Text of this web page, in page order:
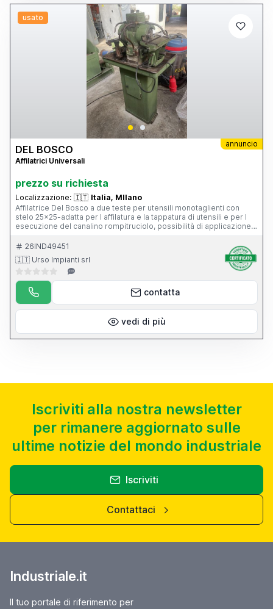
usato
annuncio
DEL BOSCO
Affilatrici Universali
prezzo su richiesta
Localizzazione: 🇮🇹 Italia, MIlano
Affilatrice Del Bosco a due teste per utensili monotaglienti con
stelo 25x25-adatta per l affilatura e la tappatura di utensili e per l
esecuzione del canalino rompitruciolo, possibilità di applicazione
dell apparecchio per l affilatura di punte elicoidali.
26IND49451
🇮🇹 Urso Impianti srl
contatta
vedi di più
Iscriviti alla nostra newsletter
per rimanere aggiornato sulle
ultime notizie del mondo industriale
Iscriviti
Contattaci
Industriale.it
Il tuo portale di riferimento per